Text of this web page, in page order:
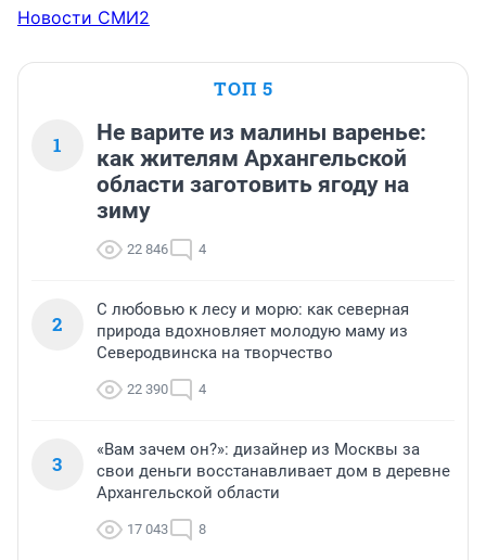
Новости СМИ2
ТОП 5
1
Не варите из малины варенье:
как жителям Архангельской
области заготовить ягоду на
зиму
22 846 4
2
С любовью к лесу и морю: как северная
природа вдохновляет молодую маму из
Северодвинска на творчество
22 390 4
3
«Вам зачем он?»: дизайнер из Москвы за
свои деньги восстанавливает дом в деревне
Архангельской области
17 043 8